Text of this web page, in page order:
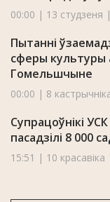
00:00 | 13 студзеня
Пытанні
сферы культуры
Гомельшчыне
00:00 | 8
Супрацоўнікі
пасадзілі 8 000
15:51 | 10